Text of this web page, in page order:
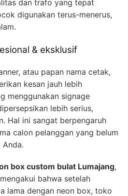
dan trafo yang tepat
digunakan terus-menerus,
& eksklusif
atau papan nama cetak,
kesan jauh lebih
menggunakan signage
lebih serius,
Hal ini sangat berpengaruh
calon pelanggan yang belum
box custom bulat Lumajang,
bahwa setelah
lama dengan neon box, toko